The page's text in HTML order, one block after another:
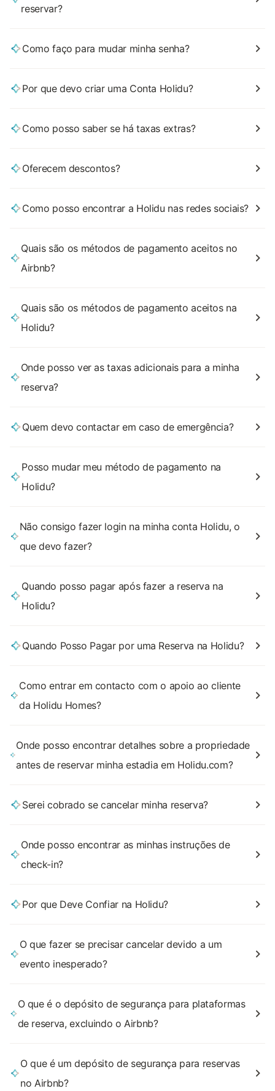
reservar?
Como faço para mudar minha senha?
Por que devo criar uma Conta Holidu?
Como posso saber se há taxas extras?
Oferecem descontos?
Como posso encontrar a Holidu nas redes sociais?
Quais são os métodos de pagamento aceitos no
Airbnb?
Quais são os métodos de pagamento aceitos na
Holidu?
Onde posso ver as taxas adicionais para a minha
reserva?
Quem devo contactar em caso de emergência?
Posso mudar meu método de pagamento na
Holidu?
Não consigo fazer login na minha conta Holidu, o
que devo fazer?
Quando posso pagar após fazer a reserva na
Holidu?
Quando Posso Pagar por uma Reserva na Holidu?
Como entrar em contacto com o apoio ao cliente
da Holidu Homes?
Onde posso encontrar detalhes sobre a propriedade
antes de reservar minha estadia em Holidu.com?
Serei cobrado se cancelar minha reserva?
Onde posso encontrar as minhas instruções de
check-in?
Por que Deve Confiar na Holidu?
O que fazer se precisar cancelar devido a um
evento inesperado?
O que é o depósito de segurança para plataformas
de reserva, excluindo o Airbnb?
O que é um depósito de segurança para reservas
no Airbnb?